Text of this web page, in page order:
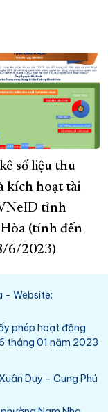
số liệu thu
kích hoạt tài
tỉnh
(tính đến
6/2023)
- Website:
phép hoạt động
tháng 01 năm 2023
Duy - Cung Phú